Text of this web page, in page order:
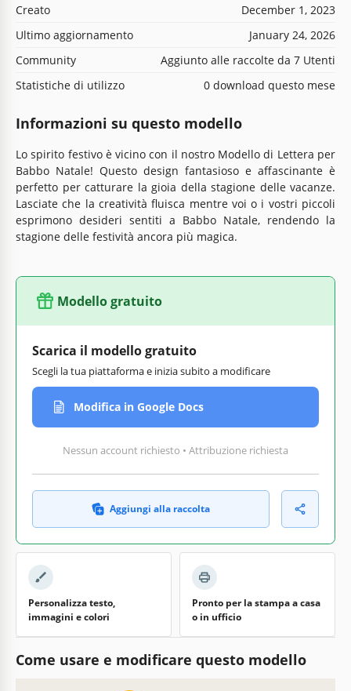
Creato
December 1, 2023
Ultimo aggiornamento
January 24, 2026
Community
Aggiunto alle raccolte da 7 Utenti
Statistiche di utilizzo
0 download questo mese
Informazioni su questo modello
Lo spirito festivo è vicino con il nostro Modello di Lettera per
Babbo Natale! Questo design fantasioso e affascinante è
perfetto per catturare la gioia della stagione delle vacanze.
Lasciate che la creatività fluisca mentre voi o i vostri piccoli
esprimono desideri sentiti a Babbo Natale, rendendo la
stagione delle festività ancora più magica.
Modello gratuito
Scarica il modello gratuito
Scegli la tua piattaforma e inizia subito a modificare
Modifica in Google Docs
Nessun account richiesto • Attribuzione richiesta
Aggiungi alla raccolta
Personalizza testo,
immagini e colori
Pronto per la stampa a casa
o in ufficio
Come usare e modificare questo modello